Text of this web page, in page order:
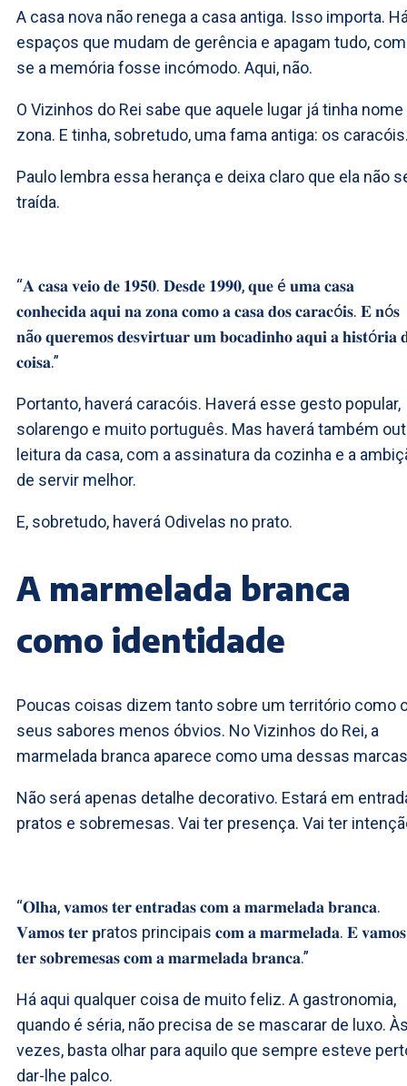
A casa nova não renega a casa antiga. Isso importa.
espaços que mudam de gerência e apagam tudo,
se a memória fosse incómodo. Aqui, não.
O Vizinhos do Rei sabe que aquele lugar já tinha nome
zona. E tinha, sobretudo, uma fama antiga: os
Paulo lembra essa herança e deixa claro que ela não
traída.
“𝐀 𝐜𝐚𝐬𝐚 𝐯𝐞𝐢𝐨 𝐝𝐞 𝟏𝟗𝟓𝟎. 𝐃𝐞𝐬𝐝𝐞 𝟏𝟗𝟗𝟎, 𝐪𝐮𝐞 é 𝐮𝐦𝐚 𝐜𝐚𝐬𝐚
𝐜𝐨𝐧𝐡𝐞𝐜𝐢𝐝𝐚 𝐚𝐪𝐮𝐢 𝐧𝐚 𝐳𝐨𝐧𝐚 𝐜𝐨𝐦𝐨 𝐚 𝐜𝐚𝐬𝐚 𝐝𝐨𝐬 𝐜𝐚𝐫𝐚𝐜ó𝐢𝐬. 𝐄 𝐧ó𝐬
𝐧ã𝐨 𝐪𝐮𝐞𝐫𝐞𝐦𝐨𝐬 𝐝𝐞𝐬𝐯𝐢𝐫𝐭𝐮𝐚𝐫 𝐮𝐦 𝐛𝐨𝐜𝐚𝐝𝐢𝐧𝐡𝐨 𝐚𝐪𝐮𝐢 𝐚 𝐡𝐢𝐬𝐭ó𝐫𝐢𝐚
𝐜𝐨𝐢𝐬𝐚.”
Portanto, haverá caracóis. Haverá esse gesto popular,
solarengo e muito português. Mas haverá também
leitura da casa, com a assinatura da cozinha e a
de servir melhor.
E, sobretudo, haverá Odivelas no prato.
A marmelada branca
como identidade
Poucas coisas dizem tanto sobre um território como
seus sabores menos óbvios. No Vizinhos do Rei, a
marmelada branca aparece como uma dessas
Não será apenas detalhe decorativo. Estará em
pratos e sobremesas. Vai ter presença. Vai ter
“𝐎𝐥𝐡𝐚, 𝐯𝐚𝐦𝐨𝐬 𝐭𝐞𝐫 𝐞𝐧𝐭𝐫𝐚𝐝𝐚𝐬 𝐜𝐨𝐦 𝐚 𝐦𝐚𝐫𝐦𝐞𝐥𝐚𝐝𝐚 𝐛𝐫𝐚𝐧𝐜𝐚.
𝐕𝐚𝐦𝐨𝐬 𝐭𝐞𝐫 𝐩ratos principais 𝐜𝐨𝐦 𝐚 𝐦𝐚𝐫𝐦𝐞𝐥𝐚𝐝𝐚. 𝐄 𝐯𝐚𝐦𝐨𝐬
𝐭𝐞𝐫 𝐬𝐨𝐛𝐫𝐞𝐦𝐞𝐬𝐚𝐬 𝐜𝐨𝐦 𝐚 𝐦𝐚𝐫𝐦𝐞𝐥𝐚𝐝𝐚 𝐛𝐫𝐚𝐧𝐜𝐚.”
Há aqui qualquer coisa de muito feliz. A gastronomia,
quando é séria, não precisa de se mascarar de luxo.
vezes, basta olhar para aquilo que sempre esteve
dar-lhe palco.